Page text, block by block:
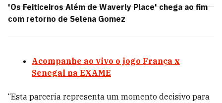
'Os Feiticeiros Além de Waverly Place' chega ao fim
com retorno de Selena Gomez
Acompanhe ao vivo o jogo França x
Senegal na EXAME
“Esta parceria representa um momento decisivo para